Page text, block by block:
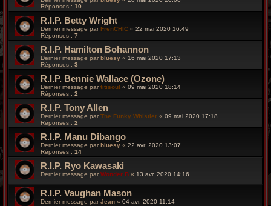
Réponses : 10
R.I.P. Betty Wright
Dernier message parFrenCHIC « 22 mai 2020 16:49
Réponses : 7
R.I.P. Hamilton Bohannon
Dernier message par bluesy « 16 mai 2020 17:13
Réponses : 3
R.I.P. Bennie Wallace (Ozone)
Dernier message partitisoul « 09 mai 2020 18:14
Réponses : 2
R.I.P. Tony Allen
Dernier message par The Funky Whistler « 09 mai 2020 17:18
Réponses : 2
R.I.P. Manu Dibango
Dernier message parbluesy « 22 avr. 2020 13:07
Réponses : 14
R.I.P. Ryo Kawasaki
Dernier message par Wonder B « 13 avr. 2020 14:16
R.I.P. Vaughan Mason
Dernier message parJean « 04 avr. 2020 11:14